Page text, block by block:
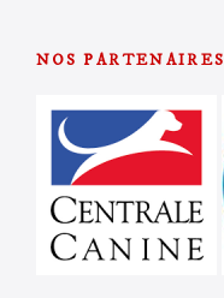
NOS PARTENAIRES